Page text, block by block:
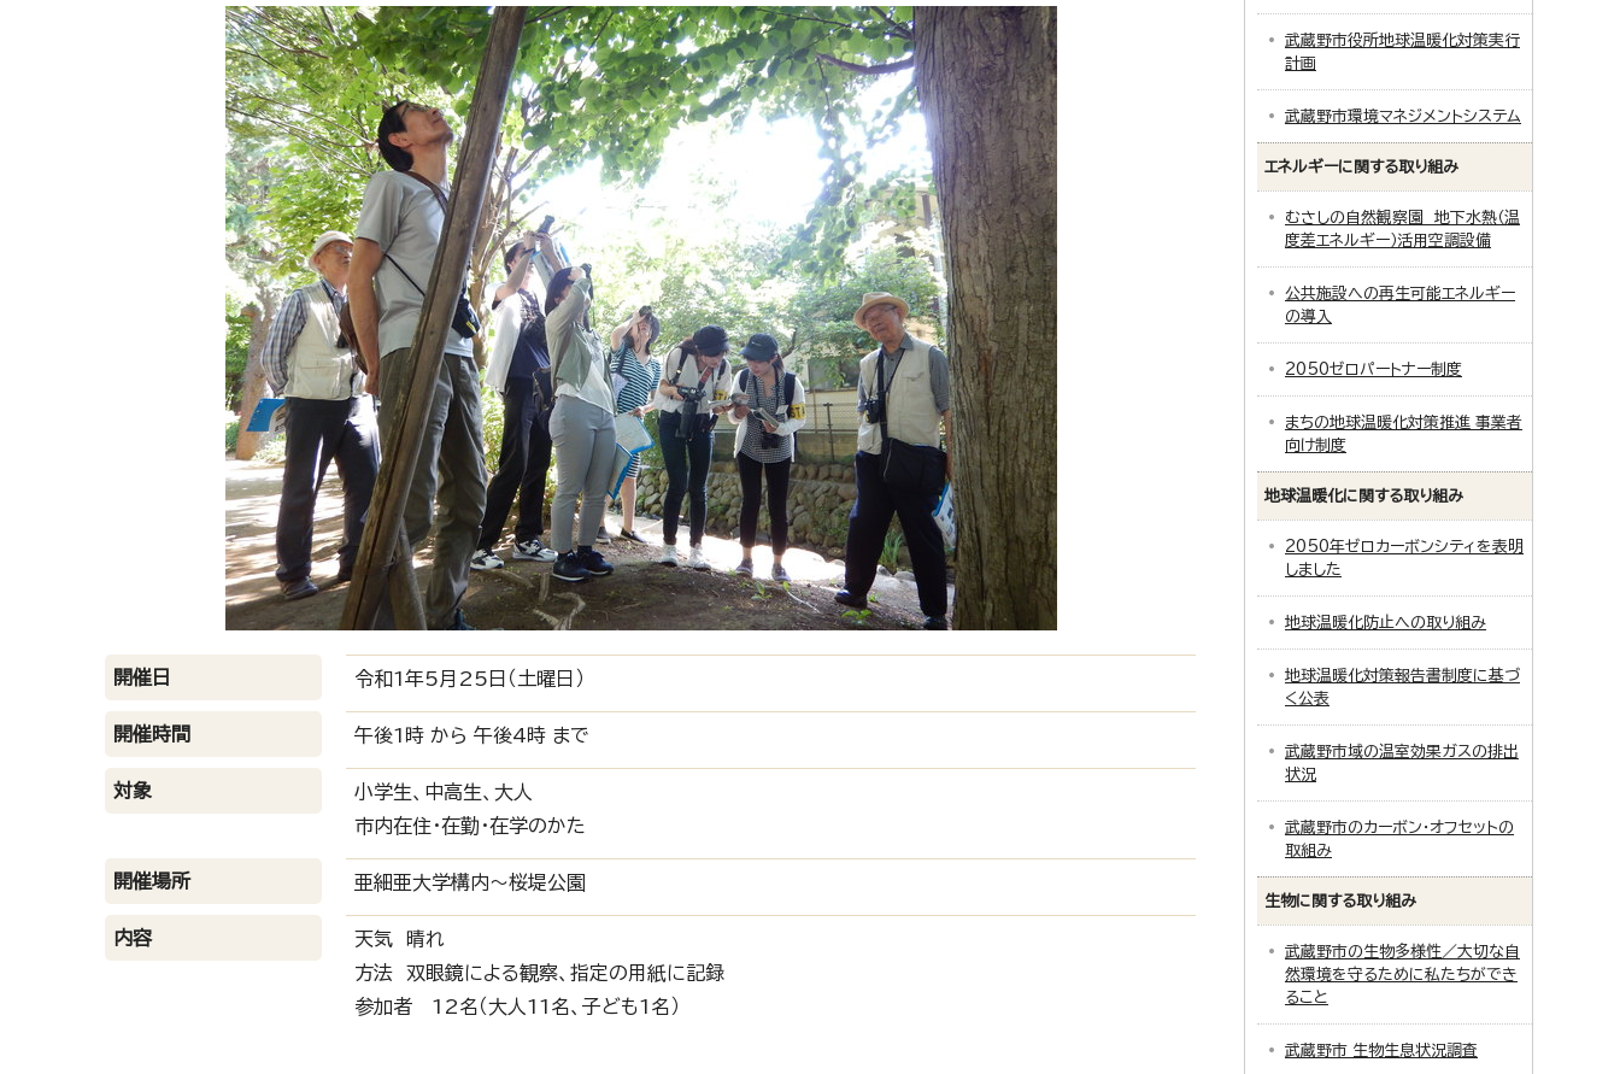
開催日 令和1年5月25日（土曜日）
開催時間 午後1時 から 午後4時 まで
対象
小学生、中高生、大人
市内在住・在勤・在学のかた
開催場所 亜細亜大学構内～桜堤公園
内容
天気 晴れ
方法 双眼鏡による観察、指定の用紙に記録
参加者 12名（大人11名、子ども1名）
武蔵野市役所地球温暖化対策実行
計画
武蔵野市環境マネジメントシステム
エネルギーに関する取り組み
むさしの自然観察園 地下水熱（温
度差エネルギー）活用空調設備
公共施設への再生可能エネルギー
の導入
2050ゼロパートナー制度
まちの地球温暖化対策推進 事業者
向け制度
地球温暖化に関する取り組み
2050年ゼロカーボンシティを表明
しました
地球温暖化防止への取り組み
地球温暖化対策報告書制度に基づ
く公表
武蔵野市域の温室効果ガスの排出
状況
武蔵野市のカーボン・オフセットの
取組み
生物に関する取り組み
武蔵野市の生物多様性／大切な自
然環境を守るために私たちができ
ること
武蔵野市 生物生息状況調査